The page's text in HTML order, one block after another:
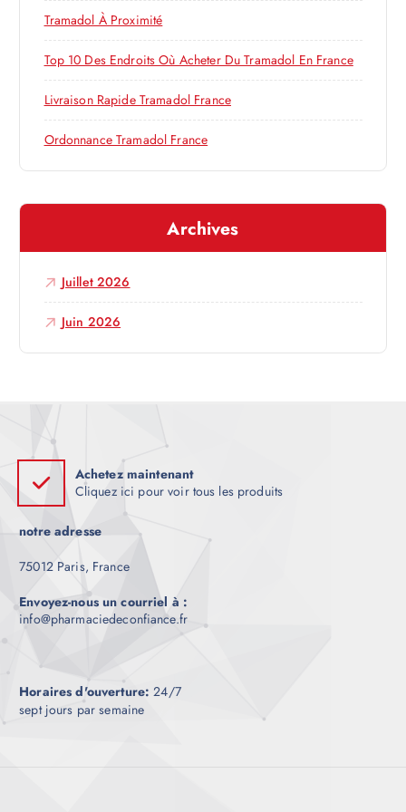
t
i
c
e
r
:
Tramadol À Proximité
Top 10 Des Endroits Où Acheter Du Tramadol En France
Livraison Rapide Tramadol France
Ordonnance Tramadol France
Archives
Juillet 2026
Juin 2026
Achetez maintenant
Cliquez ici pour voir tous les produits
notre adresse
75012 Paris, France
Envoyez-nous un courriel à :
info@pharmaciedeconfiance.fr
Horaires d'ouverture: 24/7
sept jours par semaine